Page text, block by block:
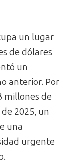
un lugar
de dólares
un
anterior. Por
millones de
2025, un
una
urgente